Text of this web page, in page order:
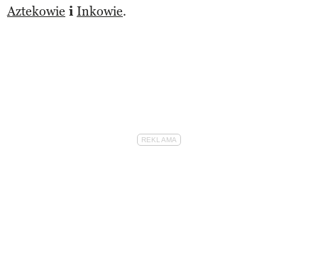
Aztekowie i Inkowie.